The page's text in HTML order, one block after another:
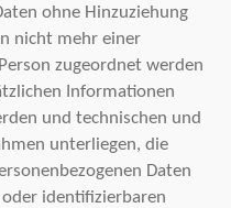
ohne Hinzuziehung
nicht mehr einer
zugeordnet werden
Informationen
und technischen und
unterliegen, die
Daten
identifizierbaren